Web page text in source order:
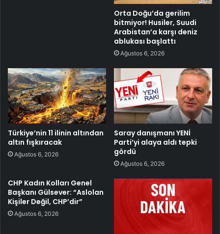
Orta Doğu’da gerilim
bitmiyor! Husiler, Suudi
Arabistan’a karşı deniz
ablukası başlattı
Ağustos 6, 2026
Türkiye’nin 11 ilinin altından
altın fışkıracak
Ağustos 6, 2026
Saray danışmanı YENİ
Parti’yi alaya aldı tepki
gördü
Ağustos 6, 2026
CHP Kadın Kolları Genel
Başkanı Gülsever: “Aslolan
Kişiler Değil, CHP’dir”
Ağustos 6, 2026